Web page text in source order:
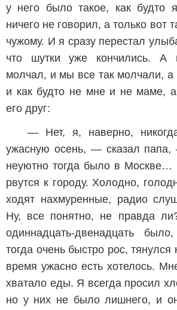
у него было такое, как будто
ничего не говорил, а только вот
чужому. И я сразу перестал
что шутки уже кончились. А
молчал, и мы все так молчали, а
и как будто не мне и не маме, а
его друг:
— Нет, я, наверно,
ужасную осень, — сказал папа,
неуютно тогда было в
рвутся к городу. Холодно,
ходят нахмуренные, радио
Ну, все понятно, не правда
одиннадцать-двенадцать
тогда очень быстро рос, тянулся
время ужасно есть хотелось.
хватало еды. Я всегда просил
но у них не было лишнего, и